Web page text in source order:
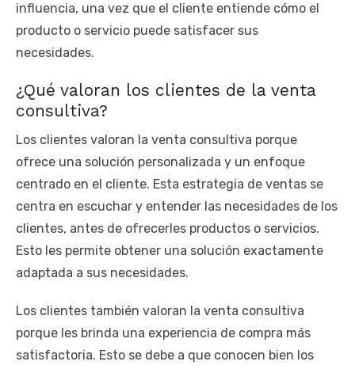
influencia, una vez que el cliente entiende cómo el
producto o servicio puede satisfacer sus
necesidades.
¿Qué valoran los clientes de la venta
consultiva?
Los clientes valoran la venta consultiva porque
ofrece una solución personalizada y un enfoque
centrado en el cliente. Esta estrategia de ventas se
centra en escuchar y entender las necesidades de los
clientes, antes de ofrecerles productos o servicios.
Esto les permite obtener una solución exactamente
adaptada a sus necesidades.
Los clientes también valoran la venta consultiva
porque les brinda una experiencia de compra más
satisfactoria. Esto se debe a que conocen bien los